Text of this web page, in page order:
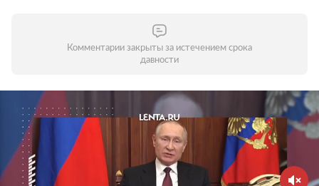
Комментарии закрыты за истечением срока
давности